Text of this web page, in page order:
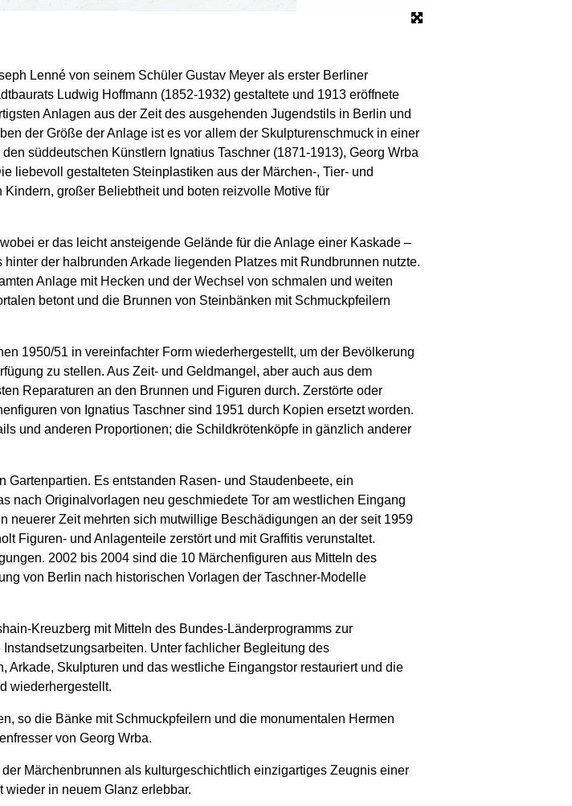
Lenné von seinem Schüler Gustav Meyer als erster Berliner
Ludwig Hoffmann (1852-1932) gestaltete und 1913 eröffnete
Anlagen aus der Zeit des ausgehenden Jugendstils in Berlin und
der Größe der Anlage ist es vor allem der Skulpturenschmuck in einer
süddeutschen Künstlern Ignatius Taschner (1871-1913), Georg Wrba
liebevoll gestalteten Steinplastiken aus der Märchen-, Tier- und
großer Beliebtheit und boten reizvolle Motive für
er das leicht ansteigende Gelände für die Anlage einer Kaskade –
der halbrunden Arkade liegenden Platzes mit Rundbrunnen nutzte.
Anlage mit Hecken und der Wechsel von schmalen und weiten
betont und die Brunnen von Steinbänken mit Schmuckpfeilern
1950/51 in vereinfachter Form wiederhergestellt, um der Bevölkerung
zu stellen. Aus Zeit- und Geldmangel, aber auch aus dem
Reparaturen an den Brunnen und Figuren durch. Zerstörte oder
von Ignatius Taschner sind 1951 durch Kopien ersetzt worden.
und anderen Proportionen; die Schildkrötenköpfe in gänzlich anderer
Gartenpartien. Es entstanden Rasen- und Staudenbeete, ein
nach Originalvorlagen neu geschmiedete Tor am westlichen Eingang
neuerer Zeit mehrten sich mutwillige Beschädigungen an der seit 1959
Figuren- und Anlagenteile zerstört und mit Graffitis verunstaltet.
2002 bis 2004 sind die 10 Märchenfiguren aus Mitteln des
von Berlin nach historischen Vorlagen der Taschner-Modelle
Kreuzberg mit Mitteln des Bundes-Länderprogramms zur
Unter fachlicher Begleitung des
Skulpturen und das westliche Eingangstor restauriert und die
wiederhergestellt.
so die Bänke mit Schmuckpfeilern und die monumentalen Hermen
von Georg Wrba.
Märchenbrunnen als kulturgeschichtlich einzigartiges Zeugnis einer
in neuem Glanz erlebbar.